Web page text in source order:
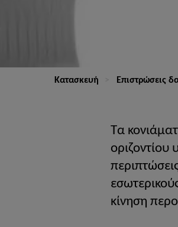
Κατασκευή Επιστρώσεις
Τα
κίνηση